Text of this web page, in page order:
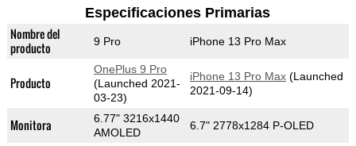
Especificaciones Primarias
Nombre del
producto
9 Pro iPhone 13 Pro Max
Producto
OnePlus 9 Pro
(Launched 2021-
03-23)
iPhone 13 Pro Max(Launched
2021-09-14)
Monitora
6.77" 3216x1440
AMOLED
6.7" 2778x1284 P-OLED